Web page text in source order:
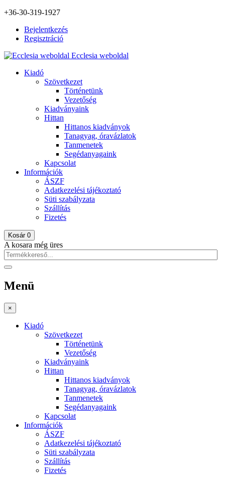
+36-30-319-1927
Bejelentkezés
Regisztráció
Ecclesia weboldal
Kiadó
Szövetkezet
Történetünk
Vezetőség
Kiadványaink
Hittan
Hittanos kiadványok
Tanagyag, óravázlatok
Tanmenetek
Segédanyagaink
Kapcsolat
Információk
ÁSZF
Adatkezelési tájékoztató
Süti szabályzata
Szállítás
Fizetés
Kosár 0
A kosara még üres
Menü
×
Kiadó
Szövetkezet
Történetünk
Vezetőség
Kiadványaink
Hittan
Hittanos kiadványok
Tanagyag, óravázlatok
Tanmenetek
Segédanyagaink
Kapcsolat
Információk
ÁSZF
Adatkezelési tájékoztató
Süti szabályzata
Szállítás
Fizetés